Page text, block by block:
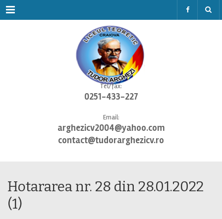
Menu
Tel/fax:
0251-433-227
Email:
arghezicv2004@yahoo.com
contact@tudorarghezicv.ro
Hotararea nr. 28 din 28.01.2022
(1)